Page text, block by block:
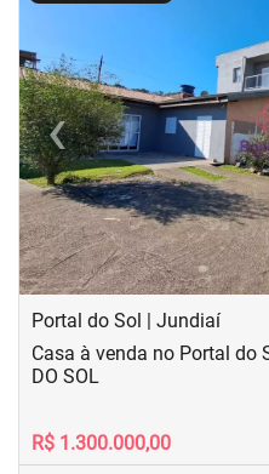
‹Previous
Portal do Sol | Jundiaí
Casa à venda no Portal do
DO SOL
R$ 1.300.000,00